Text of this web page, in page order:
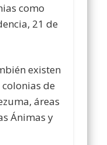
como
21 de
existen
de
áreas
Ánimas y